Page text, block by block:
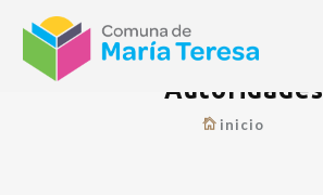
Autoridades
inicio